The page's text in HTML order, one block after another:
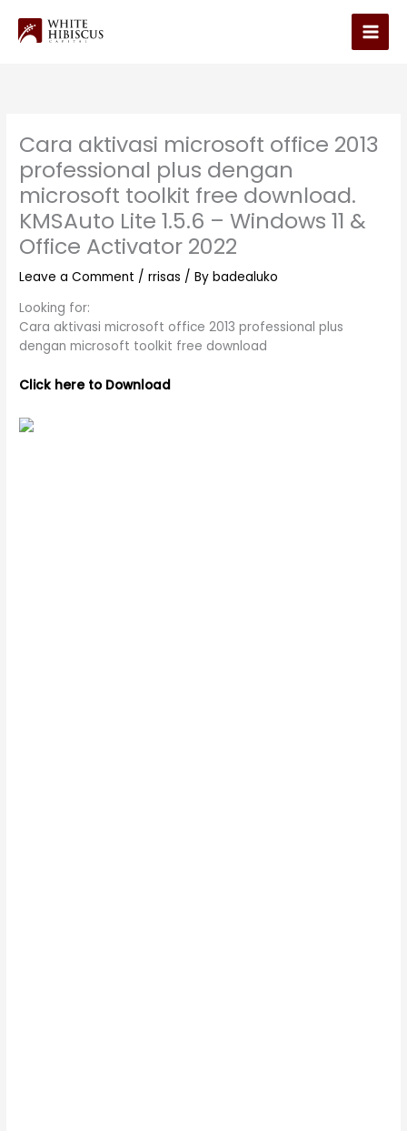
content
Main
Cara aktivasi microsoft office 2013
professional plus dengan
microsoft toolkit free download.
KMSAuto Lite 1.5.6 – Windows 11 &
Office Activator 2022
Leave a Comment /rrisas / Bybadealuko
Looking for:
Cara aktivasi microsoft office 2013 professional plus
dengan microsoft toolkit free download
Click here to Download